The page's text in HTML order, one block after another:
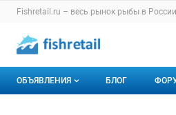
Раздел навигации по
Fishretail.ru – весь рынок рыбы в
Авторизация и меню
Навигация по разделам
ОБЪЯВЛЕНИЯ БЛОГ